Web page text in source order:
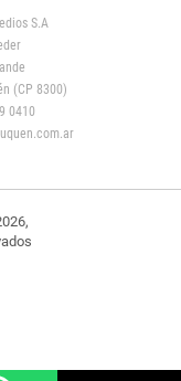
S.A
(CP 8300)
0410